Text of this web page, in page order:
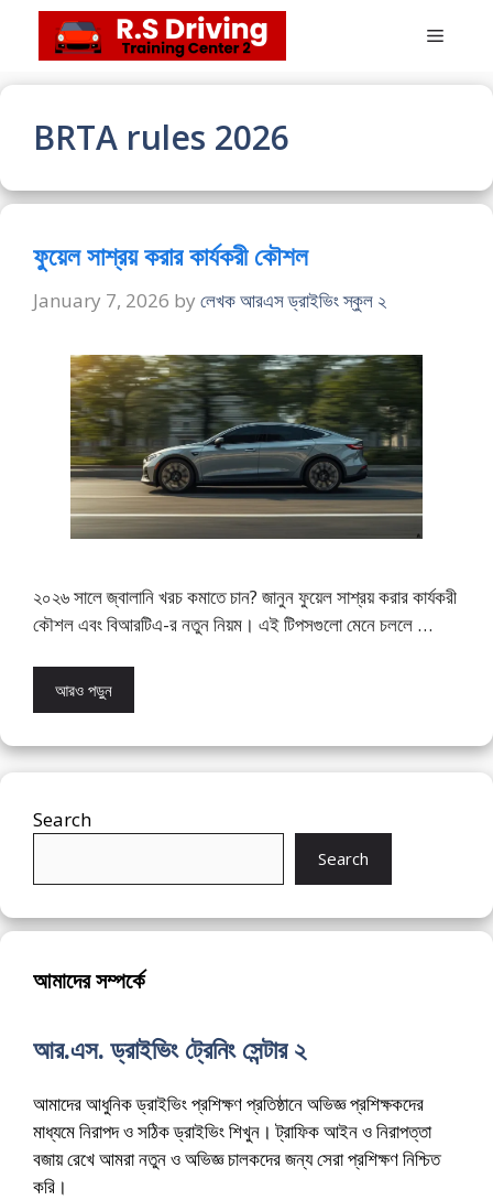
content
Menu
BRTA rules 2026
ফুয়েল সাশ্রয় করার কার্যকরী কৌশল
January 7, 2026 by লেখক আরএস ড্রাইভিং স্কুল ২
২০২৬ সালে জ্বালানি খরচ কমাতে চান? জানুন ফুয়েল সাশ্রয় করার কার্যকরী
কৌশল এবং বিআরটিএ-র নতুন নিয়ম। এই টিপসগুলো মেনে চললে …
আরও পড়ুন
Search
Search
আমাদের সম্পর্কে
আর.এস. ড্রাইভিং ট্রেনিং সেন্টার ২
আমাদের আধুনিক ড্রাইভিং প্রশিক্ষণ প্রতিষ্ঠানে অভিজ্ঞ প্রশিক্ষকদের
মাধ্যমে নিরাপদ ও সঠিক ড্রাইভিং শিখুন। ট্রাফিক আইন ও নিরাপত্তা
বজায় রেখে আমরা নতুন ও অভিজ্ঞ চালকদের জন্য সেরা প্রশিক্ষণ নিশ্চিত
করি।